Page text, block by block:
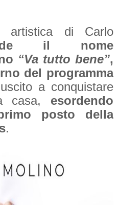
artistica di Carlo
il nome
“Va tutto bene”,
del programma
a conquistare
casa, esordendo
posto della
.